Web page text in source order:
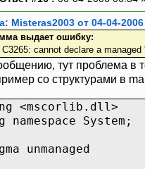
Misteras2003 от 04-04-
выдает ошибку:
cannot declare a
тут проблема в
со структурами в
<mscorlib.dll>
namespace System;
unmanaged